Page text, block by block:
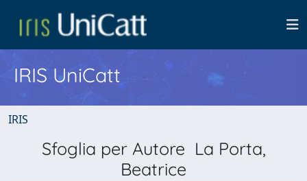
IRIS UniCatt
IRIS
Sfoglia per Autore La Porta,
Beatrice